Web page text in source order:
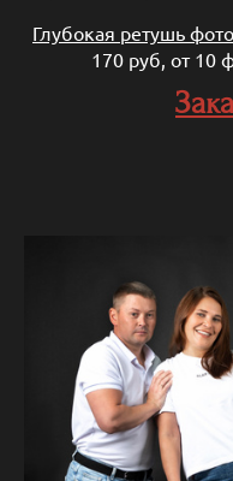
Глубокая ретушь
170 руб, от 10